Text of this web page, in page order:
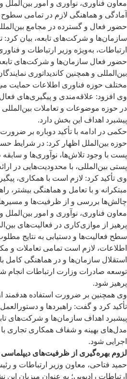
معاون فناوری، نوآوری و امور بین‌الملل
آمادگی و هماهنگی لازم در تمامی سطوح
حضور فعال و گسترده در مجامع
سازمان‌ها و شرکت‌های تابعه، بیان
ارتباطات، به‌ویژه وزیر ارتباطات و
حضور فعال سازمان‌ها و شرکت‌های
بین‌المللی و همچنین کاندیداتوری
مختلف حوزه فناوری اطلاعات حمایت
وی افزود: علاقه‌مندی و پیگیری‌های
در حوزه موضوعات و تعاملات بین‌المللی
پیشبرد اهداف این بخش دارد.
حکمی در ادامه با تأکید دوباره بر
حوزه بین‌الملل اظهار کرد: در شرایط
پست با وجود تلاش‌ها، نوآوری‌ها و سابقه
پستی بین‌المللی، با محدودیت‌هایی در
وی تأکید کرد: لازم است با همکاری،
مبتکرانه و با تعامل و هماهنگی بیشتر،
چالش‌ها بررسی و از ظرفیت‌ها و
معاون فناوری، نوآوری و امور بین‌الملل
پرهیز از موازی‌کاری در فعالیت‌های
سطح فعالیت‌ها و دستیابی به نتایج
اطلاعات، لازم است تمامی تعاملات و
استقلال سازمان‌ها و در هماهنگی کامل
توسعه صادرات وزارت ارتباطات انجام
پرهیز شود.
وی همچنین بر ضرورت استفاده
تأکید کرد و گفت: راهبردها و
پیشبرد اهداف سازمان‌ها و شرکت‌های
مدل‌های بهینه و شفاف همکاری
اجرایی شود.
لزوم بهره‌گیری از ظرفیت‌های
حمید فتاحی، معاون وزیر ارتباطات و
ارتباطات رادیویی؛ به عنوان میزبان